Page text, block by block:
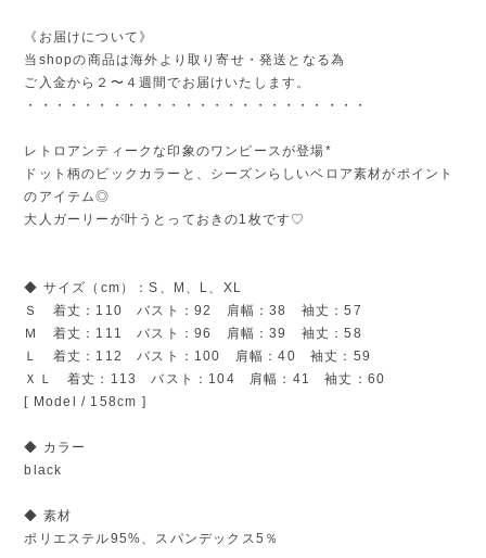
《お届けについて》
当shopの商品は海外より取り寄せ・発送となる為
ご入金から２〜４週間でお届けいたします。
・・・・・・・・・・・・・・・・・・・・・・・・
レトロアンティークな印象のワンピースが登場*
ドット柄のビックカラーと、シーズンらしいベロア素材がポイント
のアイテム◎
大人ガーリーが叶うとっておきの1枚です♡
◆ サイズ（cm）：S、M、L、XL
Ｓ 着丈：110 バスト：92 肩幅：38 袖丈：57
Ｍ 着丈：111 バスト：96 肩幅：39 袖丈：58
Ｌ 着丈：112 バスト：100 肩幅：40 袖丈：59
ＸＬ 着丈：113 バスト：104 肩幅：41 袖丈：60
[ Model / 158cm ]
◆ カラー
black
◆ 素材
ポリエステル95%、スパンデックス5％